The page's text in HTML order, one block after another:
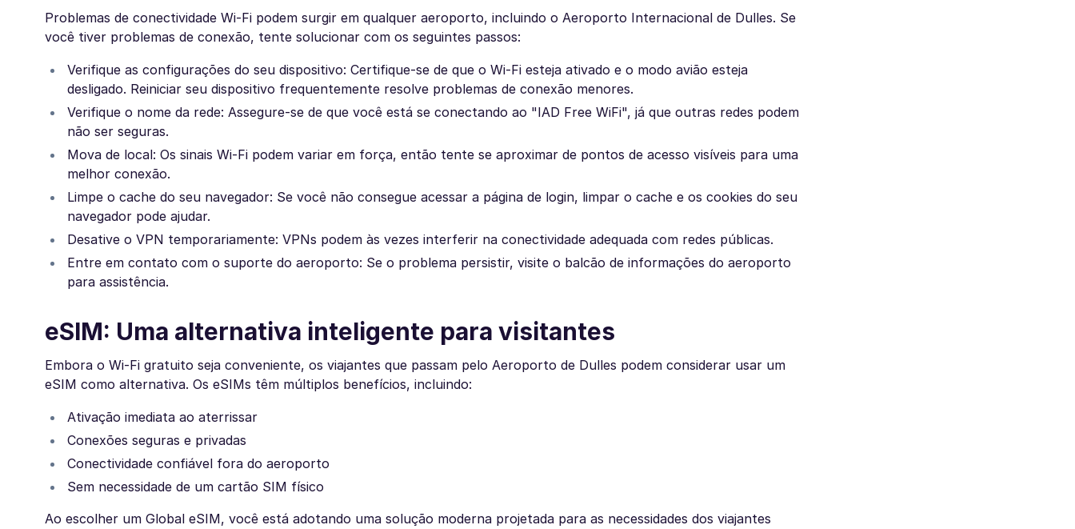
Problemas de conectividade Wi-Fi podem surgir em qualquer aeroporto, incluindo o Aeroporto Internacional de Dulles. Se
você tiver problemas de conexão, tente solucionar com os seguintes passos:
Verifique as configurações do seu dispositivo: Certifique-se de que o Wi-Fi esteja ativado e o modo avião esteja
desligado. Reiniciar seu dispositivo frequentemente resolve problemas de conexão menores.
Verifique o nome da rede: Assegure-se de que você está se conectando ao "IAD Free WiFi", já que outras redes podem
não ser seguras.
Mova de local: Os sinais Wi-Fi podem variar em força, então tente se aproximar de pontos de acesso visíveis para uma
melhor conexão.
Limpe o cache do seu navegador: Se você não consegue acessar a página de login, limpar o cache e os cookies do seu
navegador pode ajudar.
Desative o VPN temporariamente: VPNs podem às vezes interferir na conectividade adequada com redes públicas.
Entre em contato com o suporte do aeroporto: Se o problema persistir, visite o balcão de informações do aeroporto
para assistência.
eSIM: Uma alternativa inteligente para visitantes
Embora o Wi-Fi gratuito seja conveniente, os viajantes que passam pelo Aeroporto de Dulles podem considerar usar um
eSIM como alternativa. Os eSIMs têm múltiplos benefícios, incluindo:
Ativação imediata ao aterrissar
Conexões seguras e privadas
Conectividade confiável fora do aeroporto
Sem necessidade de um cartão SIM físico
Ao escolher um Global eSIM, você está adotando uma solução moderna projetada para as necessidades dos viajantes